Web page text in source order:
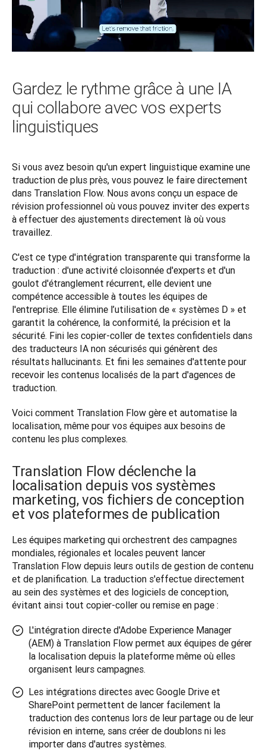
Gardez le rythme grâce à une IA
qui collabore avec vos experts
linguistiques
Si vous avez besoin qu'un expert linguistique examine une
traduction de plus près, vous pouvez le faire directement
dans Translation Flow. Nous avons conçu un espace de
révision professionnel où vous pouvez inviter des experts
à effectuer des ajustements directement là où vous
travaillez.
C'est ce type d'intégration transparente qui transforme la
traduction : d'une activité cloisonnée d'experts et d'un
goulot d'étranglement récurrent, elle devient une
compétence accessible à toutes les équipes de
l'entreprise. Elle élimine l’utilisation de « systèmes D » et
garantit la cohérence, la conformité, la précision et la
sécurité. Fini les copier-coller de textes confidentiels dans
des traducteurs IA non sécurisés qui génèrent des
résultats hallucinants. Et fini les semaines d'attente pour
recevoir les contenus localisés de la part d'agences de
traduction.
Voici comment Translation Flow gère et automatise la
localisation, même pour vos équipes aux besoins de
contenu les plus complexes.
Translation Flow déclenche la
localisation depuis vos systèmes
marketing, vos fichiers de conception
et vos plateformes de publication
Les équipes marketing qui orchestrent des campagnes
mondiales, régionales et locales peuvent lancer
Translation Flow depuis leurs outils de gestion de contenu
et de planification. La traduction s'effectue directement
au sein des systèmes et des logiciels de conception,
évitant ainsi tout copier-coller ou remise en page :
L'intégration directe d'Adobe Experience Manager
(AEM) à Translation Flow permet aux équipes de gérer
la localisation depuis la plateforme même où elles
organisent leurs campagnes.
Les intégrations directes avec Google Drive et
SharePoint permettent de lancer facilement la
traduction des contenus lors de leur partage ou de leur
révision en interne, sans créer de doublons ni les
importer dans d'autres systèmes.